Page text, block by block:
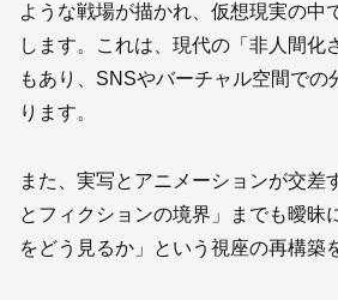
ような戦場が描かれ、仮想現実の中
します。これは、現代の「非人間化
もあり、SNSやバーチャル空間での
ります。
また、実写とアニメーションが交差
とフィクションの境界」までも曖昧
をどう見るか」という視座の再構築